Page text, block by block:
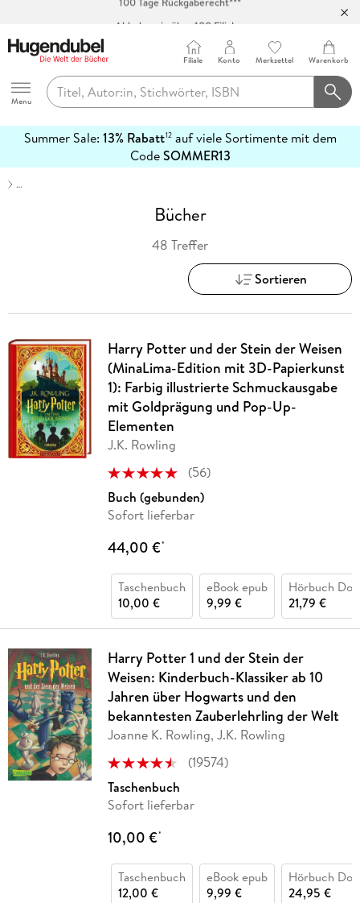
Abholung in über 100 Filialen
Hugendubel
Menu
Filiale Konto Merkzettel Warenkorb
Summer Sale: 13% Rabatt12auf viele Sortimente mit dem
CodeSOMMER13
erfahren
…
Bücher
48 Treffer
Sortieren
Harry Potter und der Stein der Weisen
(MinaLima-Edition mit 3D-Papierkunst
1): Farbig illustrierte Schmuckausgabe
mit Goldprägung und Pop-Up-
Elementen
J.K. Rowling
(56)
Buch (gebunden)
Sofort lieferbar
44,00 €*
Taschenbuch
10,00 €
eBook epub
9,99 €
Hörbuch
21,79 €
Harry Potter 1 und der Stein der
Weisen: Kinderbuch-Klassiker ab 10
Jahren über Hogwarts und den
bekanntesten Zauberlehrling der Welt
Joanne K. Rowling, J.K. Rowling
(19574)
Taschenbuch
Sofort lieferbar
10,00 €*
Taschenbuch
12,00 €
eBook epub
9,99 €
Hörbuch
24,95 €